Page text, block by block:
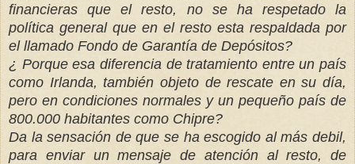
financieras que el resto, no se ha respetado la
política general que en el resto esta respaldada por
el llamado Fondo de Garantía de Depósitos?
¿ Porque esa diferencia de tratamiento entre un país
como Irlanda, también objeto de rescate en su día,
pero en condiciones normales y un pequeño país de
800.000 habitantes como Chipre?
Da la sensación de que se ha escogido al más debil,
para enviar un mensaje de atención al resto, de